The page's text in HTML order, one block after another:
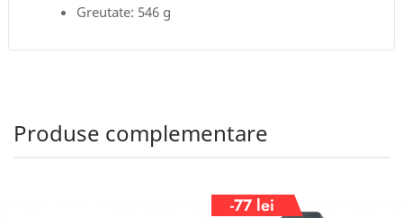
Greutate: 546 g
Produse complementare
-77 lei